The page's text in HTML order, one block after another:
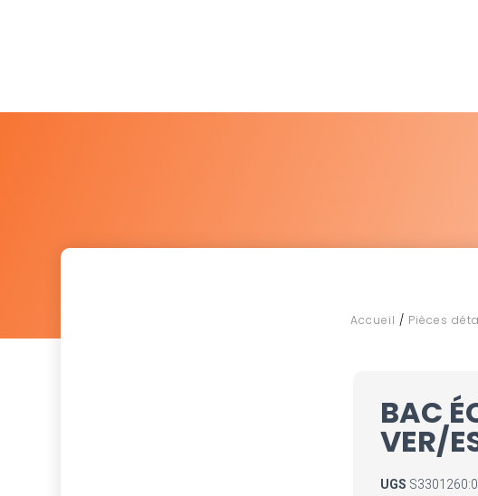
Accueil / Pièces
BAC
VER/
UGS